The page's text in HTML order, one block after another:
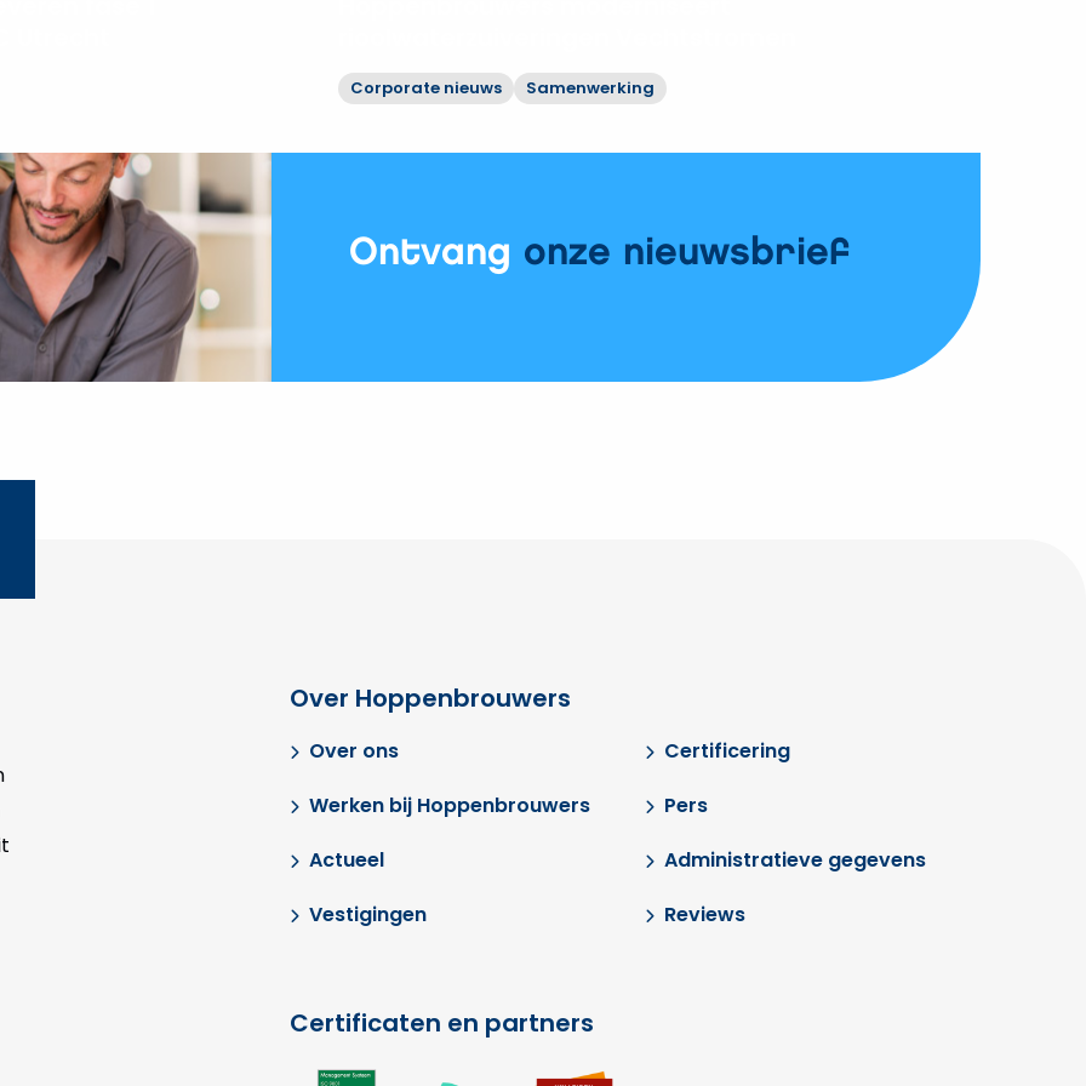
Corporate nieuws Samenwerking
Hoppenbrouwers
Vechtstromen
Ontvang onze nieuwsbrief
Over Hoppenbrouwers
Over ons
Werken bij Hoppenbrouwers
Actueel
Vestigingen
Certificering
Pers
Administratieve gegevens
Reviews
Certificaten en partners